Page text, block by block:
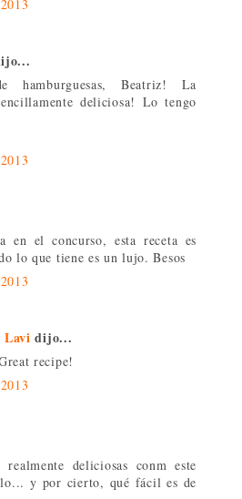
hamburguesas, Beatriz! La
deliciosa! Lo tengo
en el concurso, esta receta es
lo que tiene es un lujo. Besos
Lavi dijo...
recipe!
deliciosas conm este
y por cierto, qué fácil es de